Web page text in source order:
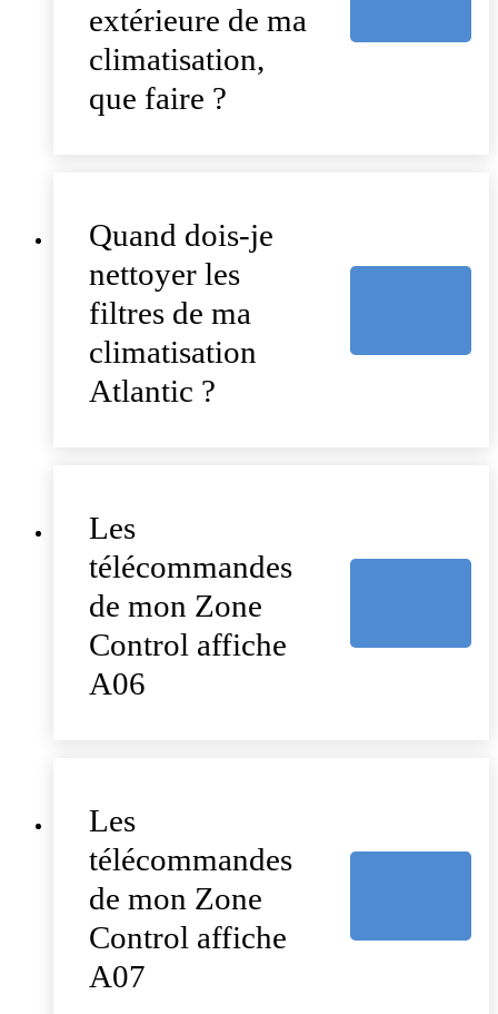
extérieure de ma
climatisation,
que faire ?
Quand dois-je
nettoyer les
filtres de ma
climatisation
Atlantic ?
Les
télécommandes
de mon Zone
Control affiche
A06
Les
télécommandes
de mon Zone
Control affiche
A07